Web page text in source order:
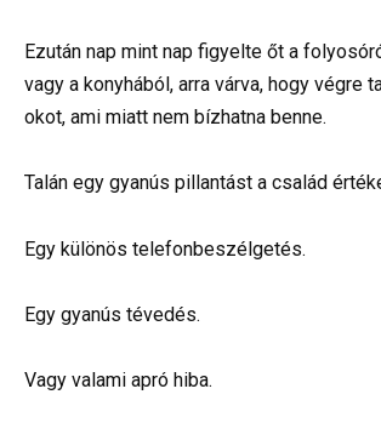
Ezután nap mint nap figyelte őt a
vagy a konyhából, arra várva, hogy végre
okot, ami miatt nem bízhatna benne.
Talán egy gyanús pillantást a család
Egy különös telefonbeszélgetés.
Egy gyanús tévedés.
Vagy valami apró hiba.